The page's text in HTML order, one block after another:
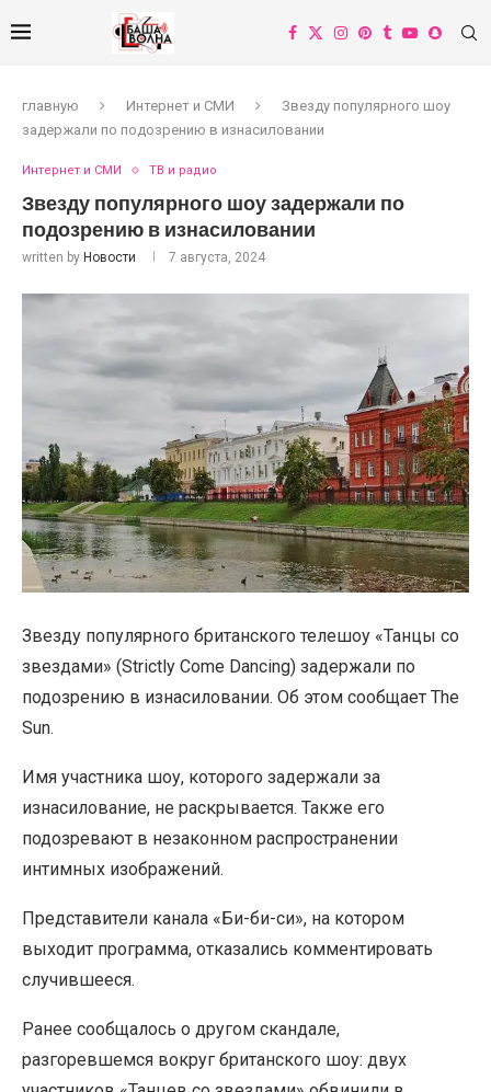
главную Интернет и СМИ
Звезду популярного шоу
задержали по подозрению в изнасиловании
Интернет и СМИ ТВ и радио
Звезду популярного шоу задержали по
подозрению в изнасиловании
written by Новости 7 августа, 2024
Звезду популярного британского телешоу «Танцы со
звездами» (Strictly Come Dancing) задержали по
подозрению в изнасиловании. Об этом сообщает The
Sun.
Имя участника шоу, которого задержали за
изнасилование, не раскрывается. Также его
подозревают в незаконном распространении
интимных изображений.
Представители канала «Би-би-си», на котором
выходит программа, отказались комментировать
случившееся.
Ранее сообщалось о другом скандале,
разгоревшемся вокруг британского шоу: двух